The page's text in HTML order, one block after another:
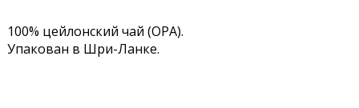
100% цейлонский чай (ОРА).
Упакован в Шри-Ланке.